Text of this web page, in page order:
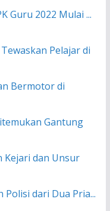
Guru 2022 Mulai ...
Pelajar di
Bermotor di
Gantung
Kejari dan Unsur
Polisi dari Dua Pria...